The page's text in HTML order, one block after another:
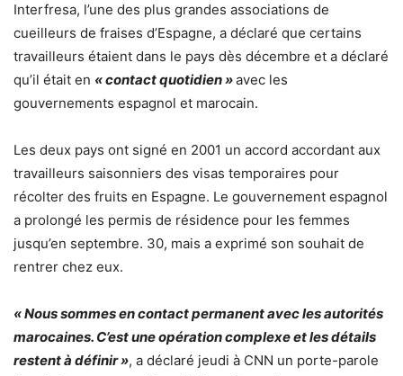
Interfresa, l’une des plus grandes associations de
cueilleurs de fraises d’Espagne, a déclaré que certains
travailleurs étaient dans le pays dès décembre et a déclaré
qu’il était en « contact quotidien »avec les
gouvernements espagnol et marocain.
Les deux pays ont signé en 2001 un accord accordant aux
travailleurs saisonniers des visas temporaires pour
récolter des fruits en Espagne. Le gouvernement espagnol
a prolongé les permis de résidence pour les femmes
jusqu’en septembre. 30, mais a exprimé son souhait de
rentrer chez eux.
« Nous sommes en contact permanent avec les autorités
marocaines. C’est une opération complexe et les détails
restent à définir », a déclaré jeudi à CNN un porte-parole